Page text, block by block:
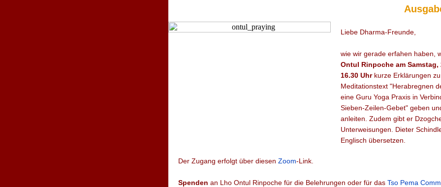
Liebe Dharma-Freunde,
wie wir gerade erfahen haben,
Ontul Rinpoche am Samstag,
16.30 Uhrkurze Erklärungen
Meditationstext "Herabregnen
eine Guru Yoga Praxis in
Sieben-Zeilen-Gebet" geben
anleiten. Zudem gibt er
Unterweisungen. Dieter
Englisch übersetzen.
Der Zugang erfolgt über diesen Zoom-Link.
Spenden an Lho Ontul Rinpoche für die Belehrungen oder für das Tso Pema